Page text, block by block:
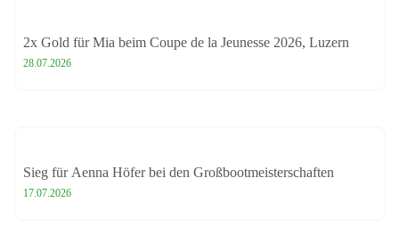
2x Gold für Mia beim Coupe de la Jeunesse 2026, Luzern
28.07.2026
Sieg für Aenna Höfer bei den Großbootmeisterschaften
17.07.2026